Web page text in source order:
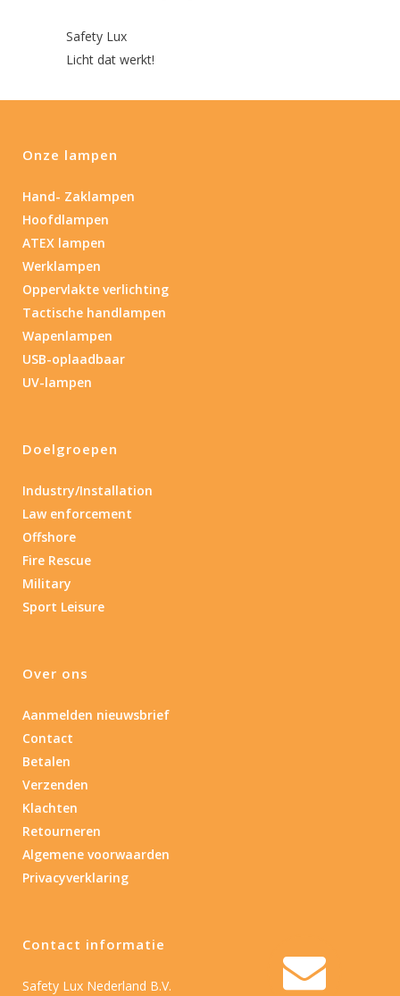
Safety Lux
Licht dat werkt!
Onze lampen
Hand- Zaklampen
Hoofdlampen
ATEX lampen
Werklampen
Oppervlakte verlichting
Tactische handlampen
Wapenlampen
USB-oplaadbaar
UV-lampen
Doelgroepen
Industry/Installation
Law enforcement
Offshore
Fire Rescue
Military
Sport Leisure
Over ons
Aanmelden nieuwsbrief
Contact
Betalen
Verzenden
Klachten
Retourneren
Algemene voorwaarden
Privacyverklaring
Contact informatie
Safety Lux Nederland B.V.